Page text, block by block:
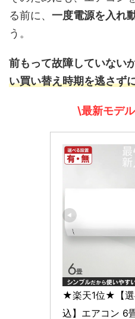
る前に、 一度電源を入れ
う。
前もって故障していない
い買い替え時期を逃さず
\最新モデ
★楽天1位★【選
込】エアコン 6